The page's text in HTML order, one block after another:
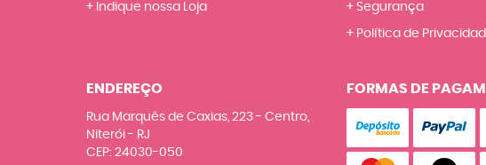
Indique nossa Loja Segurança
Política de
ENDEREÇO
Rua Marquês de Caxias, 223- Centro,
Niterói- RJ
CEP: 24030-050
FORMAS DE